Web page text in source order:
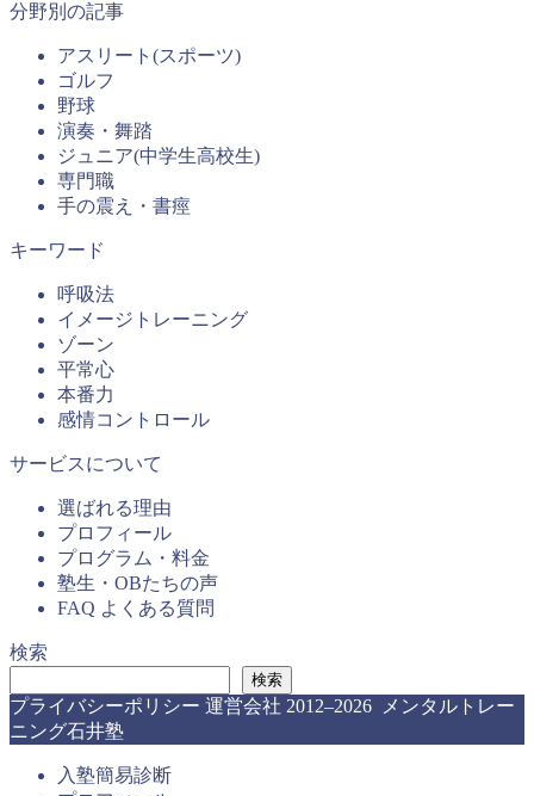
分野別の記事
アスリート(スポーツ)
ゴルフ
野球
演奏・舞踏
ジュニア(中学生高校生)
専門職
手の震え・書痙
キーワード
呼吸法
イメージトレーニング
ゾーン
平常心
本番力
感情コントロール
サービスについて
選ばれる理由
プロフィール
プログラム・料金
塾生・OBたちの声
FAQ よくある質問
検索
検索
プライバシーポリシー 運営会社 2012–2026 メンタルトレー
ニング石井塾
入塾簡易診断